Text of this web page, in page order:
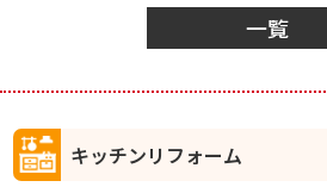
一覧
キッチンリフォーム